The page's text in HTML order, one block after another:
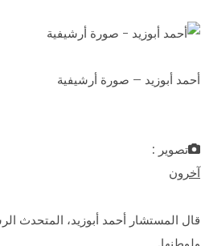
أحمد أبوزيد – صورة أرشيفية
تصوير :
آخرون
قال المستشار أحمد أبوزيد، المتحدث
ولوطنها.